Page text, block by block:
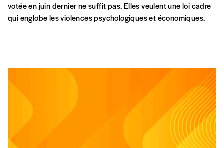
votée en juin dernier ne suffit pas. Elles veulent une loi cadre
qui englobe les violences psychologiques et économiques.